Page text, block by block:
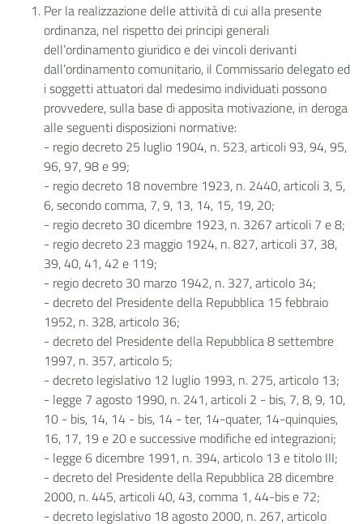
Per la realizzazione delle attività di cui alla presente
ordinanza, nel rispetto dei principi generali
dell’ordinamento giuridico e dei vincoli derivanti
dall’ordinamento comunitario, il Commissario delegato ed
i soggetti attuatori dal medesimo individuati possono
provvedere, sulla base di apposita motivazione, in deroga
alle seguenti disposizioni normative:
- regio decreto 25 luglio 1904, n. 523, articoli 93, 94, 95,
96, 97, 98 e 99;
- regio decreto 18 novembre 1923, n. 2440, articoli 3, 5,
6, secondo comma, 7, 9, 13, 14, 15, 19, 20;
- regio decreto 30 dicembre 1923, n. 3267 articoli 7 e 8;
- regio decreto 23 maggio 1924, n. 827, articoli 37, 38,
39, 40, 41, 42 e 119;
- regio decreto 30 marzo 1942, n. 327, articolo 34;
- decreto del Presidente della Repubblica 15 febbraio
1952, n. 328, articolo 36;
- decreto del Presidente della Repubblica 8 settembre
1997, n. 357, articolo 5;
- decreto legislativo 12 luglio 1993, n. 275, articolo 13;
- legge 7 agosto 1990, n. 241, articoli 2 - bis, 7, 8, 9, 10,
10 - bis, 14, 14 - bis, 14 - ter, 14-quater, 14-quinquies,
16, 17, 19 e 20 e successive modifiche ed integrazioni;
- legge 6 dicembre 1991, n. 394, articolo 13 e titolo III;
- decreto del Presidente della Repubblica 28 dicembre
2000, n. 445, articoli 40, 43, comma 1, 44-bis e 72;
- decreto legislativo 18 agosto 2000, n. 267, articolo